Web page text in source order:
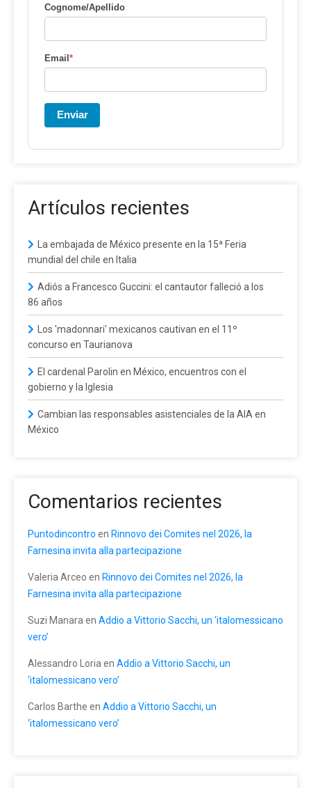
Cognome/Apellido
Email*
Enviar
Artículos recientes
La embajada de México presente en la 15ª Feria
mundial del chile en Italia
Adiós a Francesco Guccini: el cantautor falleció a los
86 años
Los 'madonnari' mexicanos cautivan en el 11º
concurso en Taurianova
El cardenal Parolin en México, encuentros con el
gobierno y la Iglesia
Cambian las responsables asistenciales de la AIA en
México
Comentarios recientes
Puntodincontro en Rinnovo dei Comites nel 2026, la
Farnesina invita alla partecipazione
Valeria Arceo en Rinnovo dei Comites nel 2026, la
Farnesina invita alla partecipazione
Suzi Manara en Addio a Vittorio Sacchi, un ‘italomessicano
vero’
Alessandro Loria en Addio a Vittorio Sacchi, un
‘italomessicano vero’
Carlos Barthe en Addio a Vittorio Sacchi, un
‘italomessicano vero’